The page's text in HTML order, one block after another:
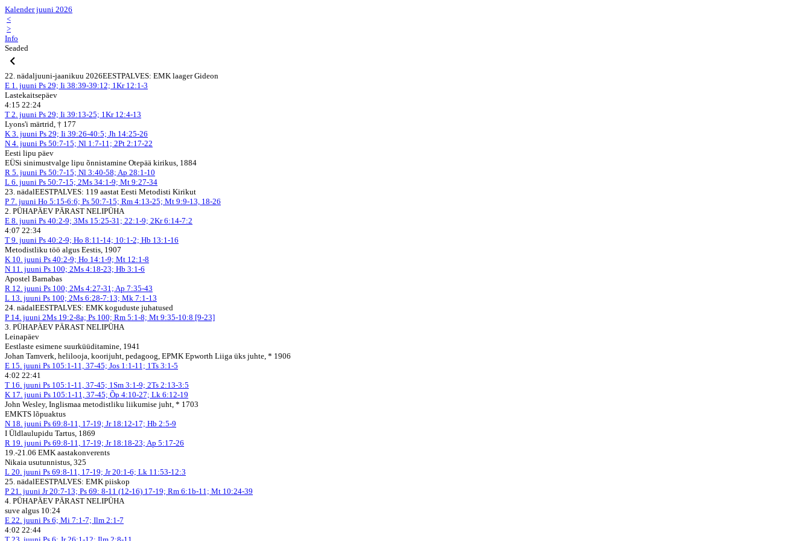
Kalender juuni 2026
<
>
Info
Seaded
22. nädaljuuni-jaanikuu 2026EESTPALVES: EMK laager Gideon
E 1. juuni Ps 29; Ii 38:39-39:12; 1Kr 12:1-3
Lastekaitsepäev
4:15 22:24
T 2. juuni Ps 29; Ii 39:13-25; 1Kr 12:4-13
Lyons'i märtrid, † 177
K 3. juuni Ps 29; Ii 39:26-40:5; Jh 14:25-26
N 4. juuni Ps 50:7-15; Nl 1:7-11; 2Pt 2:17-22
Eesti lipu päev
EÜSi sinimustvalge lipu õnnistamine Otepää kirikus, 1884
R 5. juuni Ps 50:7-15; Nl 3:40-58; Ap 28:1-10
L 6. juuni Ps 50:7-15; 2Ms 34:1-9; Mt 9:27-34
23. nädalEESTPALVES: 119 aastat Eesti Metodisti Kirikut
P 7. juuni Ho 5:15-6:6; Ps 50:7-15; Rm 4:13-25; Mt 9:9-13, 18-26
2. PÜHAPÄEV PÄRAST NELIPÜHA
E 8. juuni Ps 40:2-9; 3Ms 15:25-31; 22:1-9; 2Kr 6:14-7:2
4:07 22:34
T 9. juuni Ps 40:2-9; Ho 8:11-14; 10:1-2; Hb 13:1-16
Metodistliku töö algus Eestis, 1907
K 10. juuni Ps 40:2-9; Ho 14:1-9; Mt 12:1-8
N 11. juuni Ps 100; 2Ms 4:18-23; Hb 3:1-6
Apostel Barnabas
R 12. juuni Ps 100; 2Ms 4:27-31; Ap 7:35-43
L 13. juuni Ps 100; 2Ms 6:28-7:13; Mk 7:1-13
24. nädalEESTPALVES: EMK koguduste juhatused
P 14. juuni 2Ms 19:2-8a; Ps 100; Rm 5:1-8; Mt 9:35-10:8 [9-23]
3. PÜHAPÄEV PÄRAST NELIPÜHA
Leinapäev
Eestlaste esimene suurküüditamine, 1941
Johan Tamverk, helilooja, koorijuht, pedagoog, EPMK Epworth Liiga üks juhte, * 1906
E 15. juuni Ps 105:1-11, 37-45; Jos 1:1-11; 1Ts 3:1-5
4:02 22:41
T 16. juuni Ps 105:1-11, 37-45; 1Sm 3:1-9; 2Ts 2:13-3:5
K 17. juuni Ps 105:1-11, 37-45; Õp 4:10-27; Lk 6:12-19
John Wesley, Inglismaa metodistliku liikumise juht, * 1703
EMKTS lõpuaktus
N 18. juuni Ps 69:8-11, 17-19; Jr 18:12-17; Hb 2:5-9
I Üldlaulupidu Tartus, 1869
R 19. juuni Ps 69:8-11, 17-19; Jr 18:18-23; Ap 5:17-26
19.-21.06 EMK aastakonverents
Nikaia usutunnistus, 325
L 20. juuni Ps 69:8-11, 17-19; Jr 20:1-6; Lk 11:53-12:3
25. nädalEESTPALVES: EMK piiskop
P 21. juuni Jr 20:7-13; Ps 69: 8-11 (12-16) 17-19; Rm 6:1b-11; Mt 10:24-39
4. PÜHAPÄEV PÄRAST NELIPÜHA
suve algus 10:24
E 22. juuni Ps 6; Mi 7:1-7; Ilm 2:1-7
4:02 22:44